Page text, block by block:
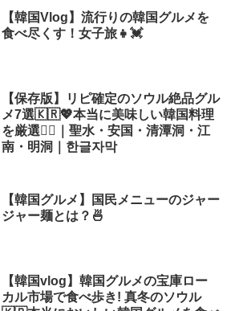
【韓国Vlog】流行りの韓国グルメを
食べ尽くす！女子旅👧💓
【保存版】リピ確定のソウル絶品グル
メ7選🇰🇷💖本当に美味しい韓国料理
を厳選❤️‍🔥｜聖水・安国・清潭洞・江
南・明洞｜한글자막
【韓国グルメ】国民メニューのジャー
ジャー麺とは？🍜
【韓国vlog】韓国グルメの宝庫ロー
カル市場で食べ歩き! 真冬のソウル